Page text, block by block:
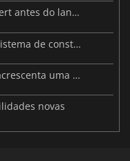
A controvérsia atinge Crimson Desert antes do lançamento
Subnautica 2 apresenta um novo sistema de construção de bases
O primeiro DLC de Borderlands 4 acrescenta uma nova personagem e muito mais
novas